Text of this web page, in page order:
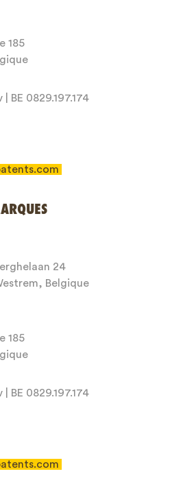
reCAPTCHA and the Google
185
BE 0829.197.174
24
Belgique
185
BE 0829.197.174